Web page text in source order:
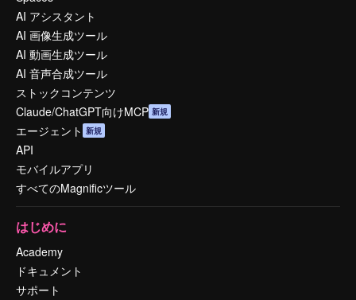
AI アシスタント
AI 画像生成ツール
AI 動画生成ツール
AI 音声合成ツール
ストックコンテンツ
Claude/ChatGPT向けMCP 新規
エージェント 新規
API
モバイルアプリ
すべてのMagnificツール
はじめに
Academy
ドキュメント
サポート